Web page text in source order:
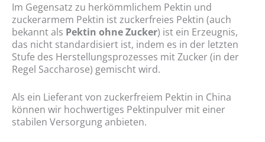
Im Gegensatz zu herkömmlichem Pektin und
zuckerarmem Pektin ist zuckerfreies Pektin (auch
bekannt als Pektin ohne Zucker) ist ein Erzeugnis,
das nicht standardisiert ist, indem es in der letzten
Stufe des Herstellungsprozesses mit Zucker (in der
Regel Saccharose) gemischt wird.
Als ein Lieferant von zuckerfreiem Pektin in China
können wir hochwertiges Pektinpulver mit einer
stabilen Versorgung anbieten.